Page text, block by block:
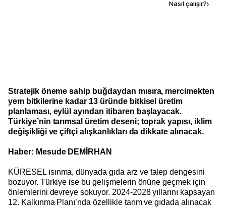
Nasıl çalışır?›
Stratejik öneme sahip buğdaydan mısıra, mercimekten
yem bitkilerine kadar 13 üründe bitkisel üretim
planlaması, eylül ayından itibaren başlayacak.
Türkiye’nin tarımsal üretim deseni; toprak yapısı, iklim
değişikliği ve çiftçi alışkanlıkları da dikkate alınacak.
Haber: Mesude DEMİRHAN
KÜRESEL ısınma, dünyada gıda arz ve talep dengesini
bozuyor. Türkiye ise bu gelişmelerin önüne geçmek için
önlemlerini devreye sokuyor. 2024-2028 yıllarını kapsayan
12. Kalkınma Planı’nda özellikle tarım ve gıdada alınacak